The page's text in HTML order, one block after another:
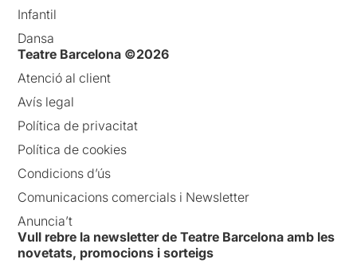
Infantil
Dansa
Teatre Barcelona ©2026
Atenció al client
Avís legal
Política de privacitat
Política de cookies
Condicions d’ús
Comunicacions comercials i Newsletter
Anuncia’t
Vull rebre la newsletter de Teatre Barcelona amb les
novetats, promocions i sorteigs